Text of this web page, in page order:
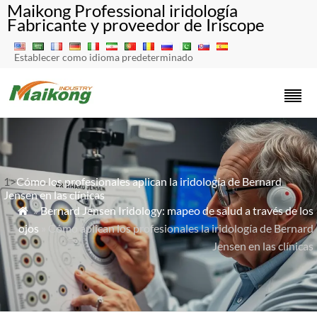
Maikong Professional iridología
Fabricante y proveedor de Iriscope
Establecer como idioma predeterminado
1>Cómo los profesionales aplican la iridología de Bernard
Jensen en las clínicas
 »Bernard Jensen Iridology: mapeo de salud a través de los
ojos » Cómo aplican los profesionales la iridología de Bernard
Jensen en las clínicas